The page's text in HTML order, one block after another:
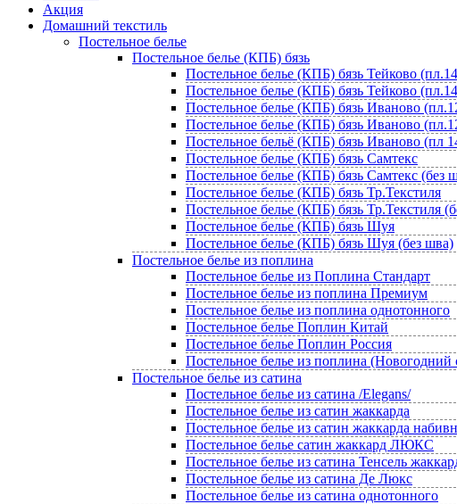
Акция
Домашний текстиль
Постельное белье
Постельное белье (КПБ) бязь
Постельное белье (КПБ) бязь Тейково
Постельное белье (КПБ) бязь Тейково
Постельное белье (КПБ) бязь Иваново
Постельное белье (КПБ) бязь Иваново
Постельное бельё (КПБ) бязь Иваново (пл
Постельное белье (КПБ) бязь Самтекс
Постельное белье (КПБ) бязь Самтекс (без
Постельное белье (КПБ) бязь Тр.Текстиля
Постельное белье (КПБ) бязь Тр.Текстиля
Постельное белье (КПБ) бязь Шуя
Постельное белье (КПБ) бязь Шуя (без шва)
Постельное белье из поплина
Постельное белье из Поплина Стандарт
Постельное белье из поплина Премиум
Постельное белье из поплина однотонного
Постельное белье Поплин Китай
Постельное белье Поплин Россия
Постельное белье из поплина (Новогодний
Постельное белье из сатина
Постельное белье из сатина /Elegans/
Постельное белье из сатин жаккарда
Постельное белье из сатин жаккарда
Постельное белье сатин жаккард ЛЮКС
Постельное белье из сатина Тенсель
Постельное белье из сатина Де Люкс
Постельное белье из сатина однотонного